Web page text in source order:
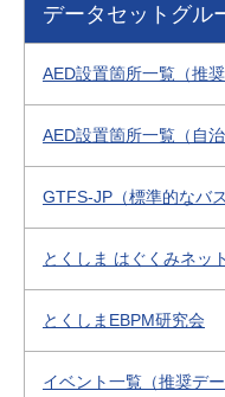
データセットグル
AED設置箇所一覧（推奨
AED設置箇所一覧（自
GTFS-JP（標準的なバ
とくしま はぐくみネッ
とくしまEBPM研究会
イベント一覧（推奨デー